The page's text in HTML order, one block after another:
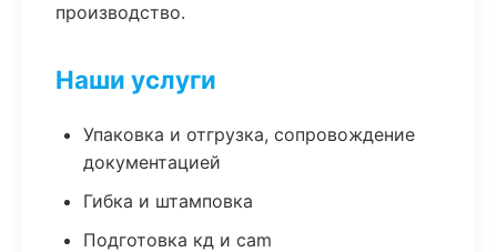
производство.
Наши услуги
Упаковка и отгрузка, сопровождение
документацией
Гибка и штамповка
Подготовка кд и cam